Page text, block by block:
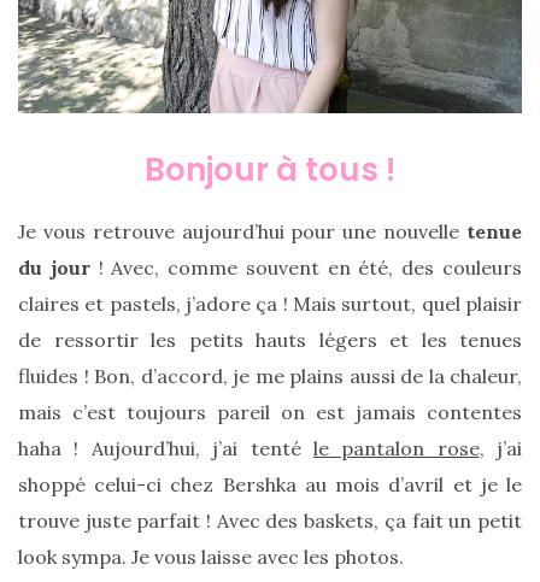
Sac
cabas
en
Bonjour à tous !
Je vous retrouve aujourd’hui pour une nouvelle tenue
du jour! Avec, comme souvent en été, des couleurs
claires et pastels, j’adore ça ! Mais surtout, quel plaisir
de ressortir les petits hauts légers et les tenues
fluides ! Bon, d’accord, je me plains aussi de la chaleur,
mais c’est toujours pareil on est jamais contentes
haha ! Aujourd’hui, j’ai tenté le pantalon rose, j’ai
shoppé celui-ci chez Bershka au mois d’avril et je le
trouve juste parfait ! Avec des baskets, ça fait un petit
look sympa. Je vous laisse avec les photos.